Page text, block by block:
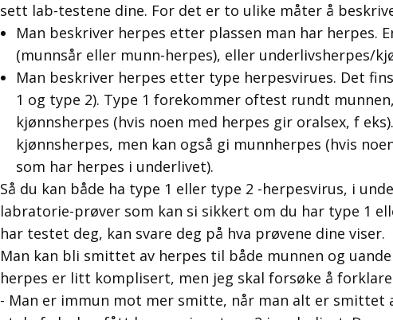
sett lab-testene dine. For det er to ulike måter å
Man beskriver herpes etter plassen man har herpes.
(munnsår eller munn-herpes), eller underlivsherpes/
Man beskriver herpes etter type herpesvirues. Det
1 og type 2). Type 1 forekommer oftest rundt
kjønnsherpes (hvis noen med herpes gir oralsex, f
kjønnsherpes, men kan også gi munnherpes (hvis
som har herpes i underlivet).
Så du kan både ha type 1 eller type 2 -herpesvirus, i
labratorie-prøver som kan si sikkert om du har type 1
har testet deg, kan svare deg på hva prøvene dine viser.
Man kan bli smittet av herpes til både munnen og
herpes er litt komplisert, men jeg skal forsøke å
- Man er immun mot mer smitte, når man alt er smittet